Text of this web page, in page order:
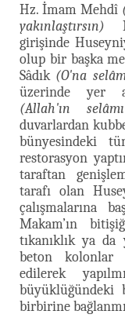
Hz. İmam Mehdî
yakınlaştırsın)
girişinde
olup bir başka
Sâdık (O'na
üzerinde yer
(Allah'ın
duvarlardan
bünyesindeki
restorasyon
taraftan
tarafı olan
çalışmalarına
Makam’ın
tıkanıklık ya
beton kolonlar
edilerek
büyüklüğündeki
birbirine